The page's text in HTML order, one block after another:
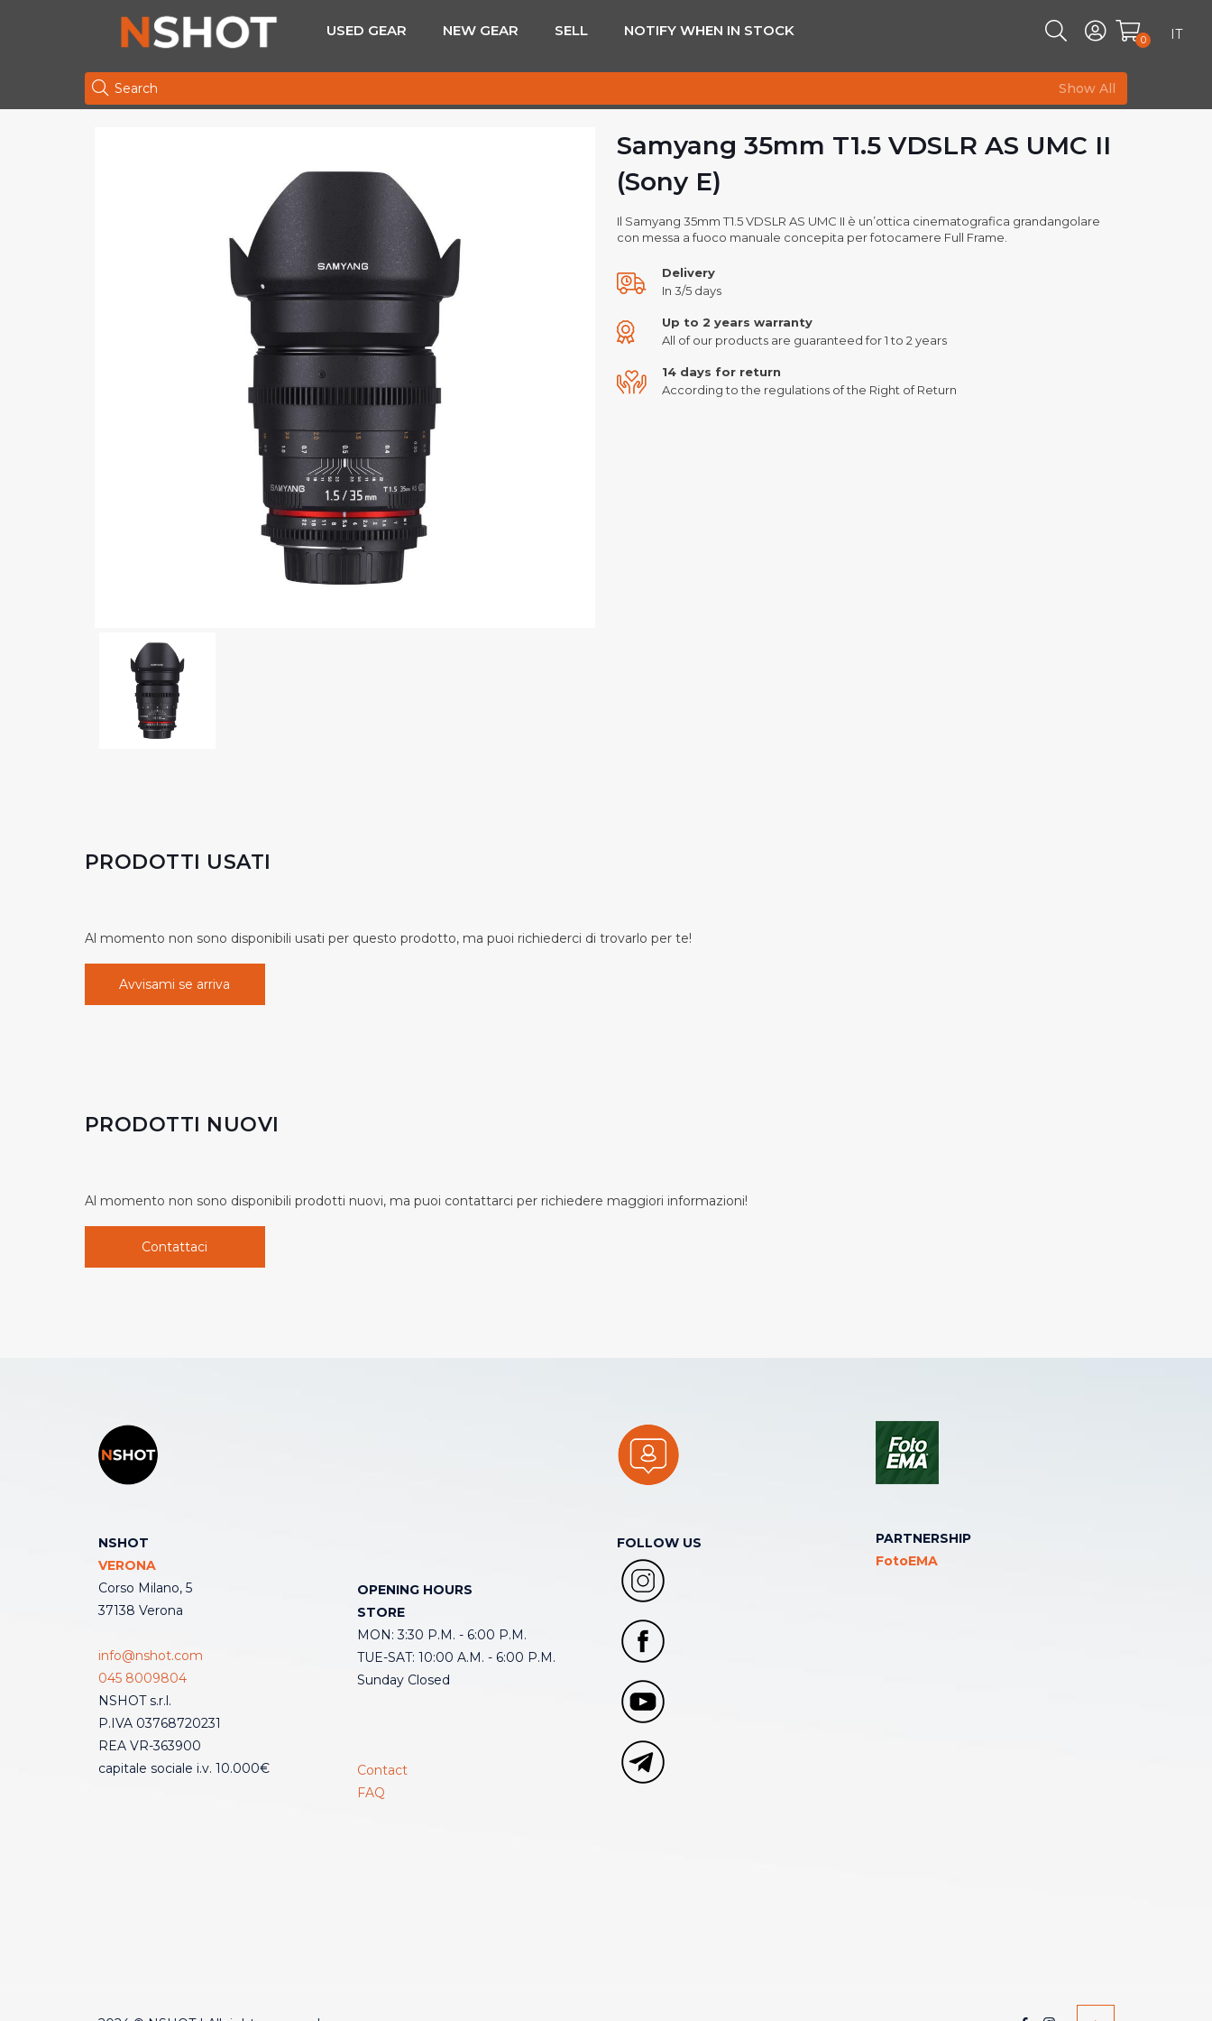
USED GEAR NEW GEAR SELL NOTIFY WHEN IN STOCK
0 IT
Show All
Samyang 35mm T1.5 VDSLR AS UMC II
(Sony E)
Il Samyang 35mm T1.5 VDSLR AS UMC II è un’ottica cinematografica grandangolare
con messa a fuoco manuale concepita per fotocamere Full Frame.
Delivery
In 3/5 days
Up to 2 years warranty
All of our products are guaranteed for 1 to 2 years
14 days for return
According to the regulations of the Right of Return
PRODOTTI USATI
Al momento non sono disponibili usati per questo prodotto, ma puoi richiederci di trovarlo per te!
Avvisami se arriva
PRODOTTI NUOVI
Al momento non sono disponibili prodotti nuovi, ma puoi contattarci per richiedere maggiori informazioni!
Contattaci
NSHOT
VERONA
Corso Milano, 5
37138 Verona
info@nshot.com
045 8009804
NSHOT s.r.l.
P.IVA 03768720231
REA VR-363900
capitale sociale i.v. 10.000€
OPENING HOURS
STORE
MON: 3:30 P.M. - 6:00 P.M.
TUE-SAT: 10:00 A.M. - 6:00 P.M.
Sunday Closed
Contact
FAQ
FOLLOW US
PARTNERSHIP
FotoEMA